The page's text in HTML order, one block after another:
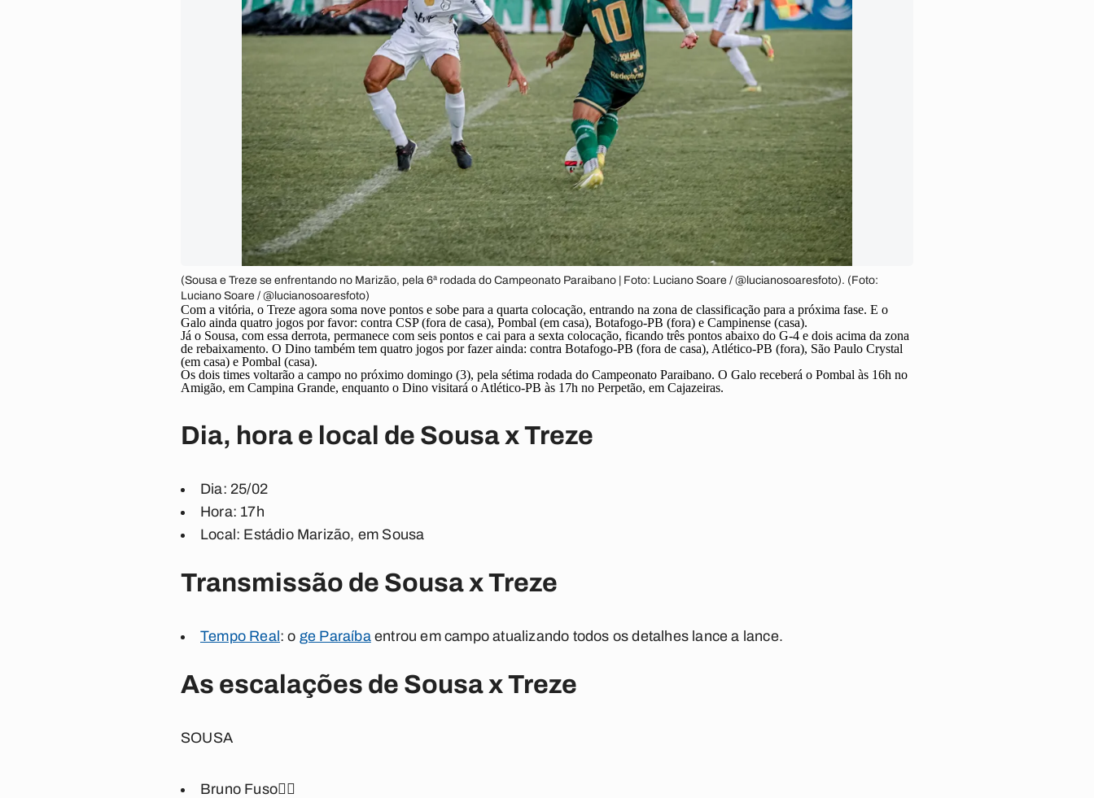
(Sousa e Treze se enfrentando no Marizão, pela 6ª rodada do Campeonato Paraibano | Foto: Luciano Soare / @lucianosoaresfoto). (Foto:
Luciano Soare / @lucianosoaresfoto)
Com a vitória, o Treze agora soma nove pontos e sobe para a quarta colocação, entrando na zona de classificação para a próxima fase. E o
Galo ainda quatro jogos por favor: contra CSP (fora de casa), Pombal (em casa), Botafogo-PB (fora) e Campinense (casa).
Já o Sousa, com essa derrota, permanece com seis pontos e cai para a sexta colocação, ficando três pontos abaixo do G-4 e dois acima da zona
de rebaixamento. O Dino também tem quatro jogos por fazer ainda: contra Botafogo-PB (fora de casa), Atlético-PB (fora), São Paulo Crystal
(em casa) e Pombal (casa).
Os dois times voltarão a campo no próximo domingo (3), pela sétima rodada do Campeonato Paraibano. O Galo receberá o Pombal às 16h no
Amigão, em Campina Grande, enquanto o Dino visitará o Atlético-PB às 17h no Perpetão, em Cajazeiras.
Dia, hora e local de Sousa x Treze
Dia: 25/02
Hora: 17h
Local : Estádio Marizão, em Sousa
Transmissão de Sousa x Treze
Tempo Real : o ge Paraíbaentrou em campo atualizando todos os detalhes lance a lance.
As escalações de Sousa x Treze
SOUSA
Bruno Fuso🖐🏾